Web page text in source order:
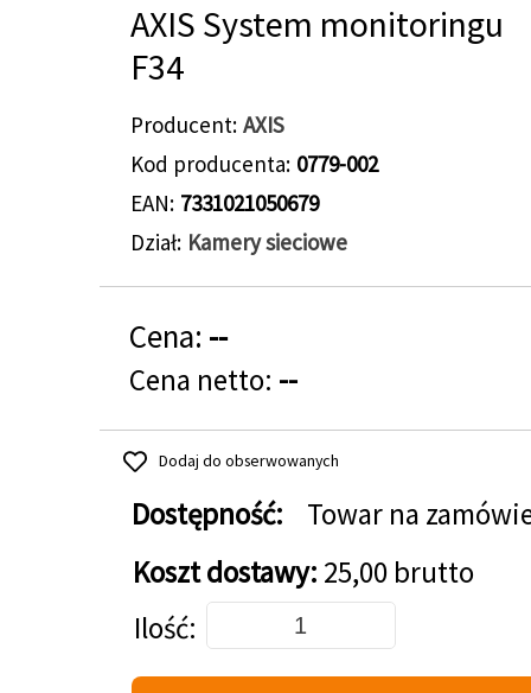
AXIS System monitoringu
F34
Producent AXIS
Kod producenta 0779-002
EAN 7331021050679
Dział Kamery sieciowe
Cena: --
Cena netto: --
Dodaj do obserwowanych
Dostępność:
Towar na
Koszt dostawy: 25,00 brutto
Dodaj do koszyka
Ilość